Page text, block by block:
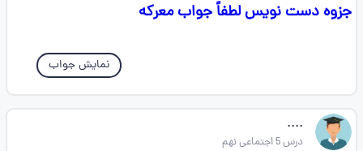
جزوه دست نویس لطفاً جواب معرکه
نمایش جواب
....
درس 5 اجتماعی نهم